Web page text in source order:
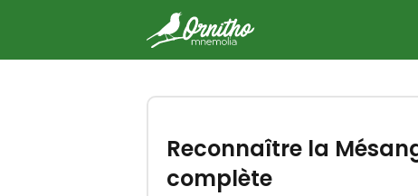
Reconnaître la
complète
Ornitho Mnemolia
Maîtrisez tous les chants d'oiseaux
quelques minutes par jour !